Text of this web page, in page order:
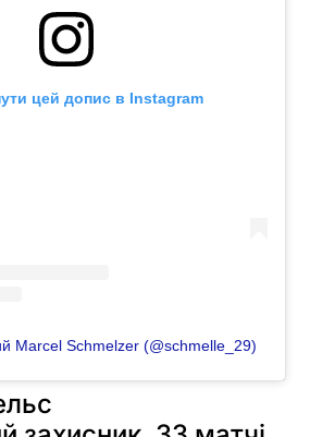
цей допис в Instagram
Marcel Schmelzer (@schmelle_29)